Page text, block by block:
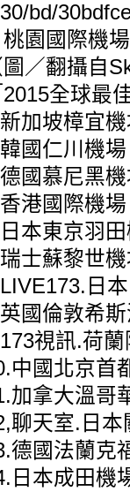
bd/
園國際機
圖／翻攝自
2015全球最
加坡樟宜
國仁川機場
國慕尼黑
港國際機場
本東京羽
士蘇黎世
日
國倫敦希
視訊.荷
中國北京首
加拿大溫哥
聊天室.日本
德國法蘭克
日本成田機